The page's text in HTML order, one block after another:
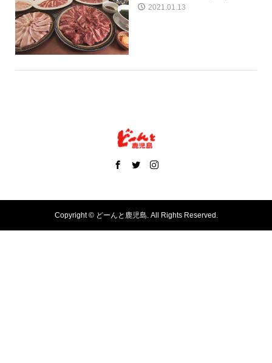
2021.01.13
Copyright ©どーんと鹿児島. All Rights Reserved.